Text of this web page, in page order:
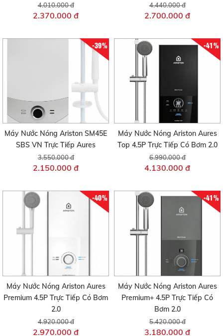
4.010.000 đ
2.370.000 đ
4.440.000 đ
2.700.000 đ
-39%
Máy Nước Nóng Ariston SM45E
SBS VN Trực Tiếp Aures
3.550.000 đ
2.150.000 đ
-41%
Máy Nước Nóng Ariston Aures
Top 4.5P Trực Tiếp Có Bơm 2.0
6.990.000 đ
4.130.000 đ
-40%
Máy Nước Nóng Ariston Aures
Premium 4.5P Trực Tiếp Có Bơm
2.0
4.920.000 đ
2.970.000 đ
-41%
Máy Nước Nóng Ariston Aures
Premium+ 4.5P Trực Tiếp Có
Bơm 2.0
5.420.000 đ
3.180.000 đ